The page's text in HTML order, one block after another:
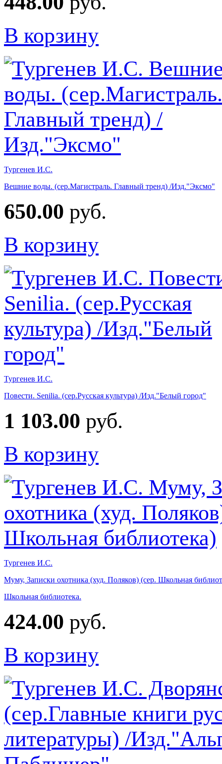
В корзину
Тургенев И.С.
Вешние воды. (сер.Магистраль. Главный тренд) /Изд."Эксмо"
650.00 руб.
В корзину
Тургенев И.С.
Повести. Senilia. (сер.Русская культура) /Изд."Белый город"
1 103.00 руб.
В корзину
Тургенев И.С.
Муму, Записки охотника (худ. Поляков) (сер. Школьная
Школьная библиотека.
424.00 руб.
В корзину